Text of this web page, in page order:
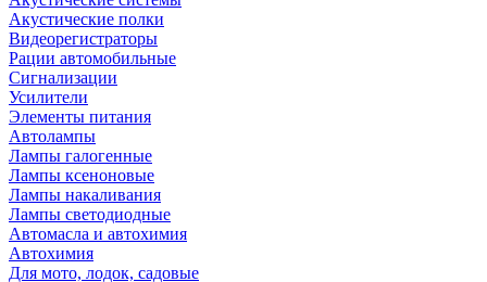
Акустические полки
Видеорегистраторы
Рации автомобильные
Сигнализации
Усилители
Элементы питания
Автолампы
Лампы галогенные
Лампы ксеноновые
Лампы накаливания
Лампы светодиодные
Автомасла и автохимия
Автохимия
Для мото, лодок, садовые